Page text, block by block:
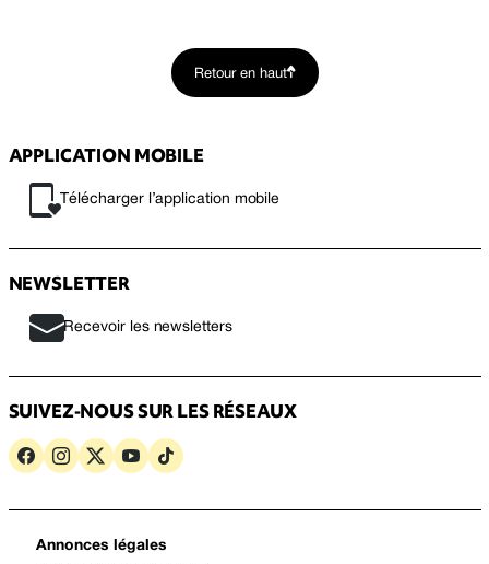
Retour en haut
APPLICATION MOBILE
Télécharger l’application mobile
NEWSLETTER
Recevoir les newsletters
SUIVEZ-NOUS SUR LES RÉSEAUX
Annonces légales